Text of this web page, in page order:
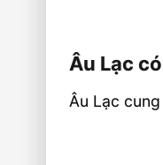
Âu Lạc
Âu Lạc